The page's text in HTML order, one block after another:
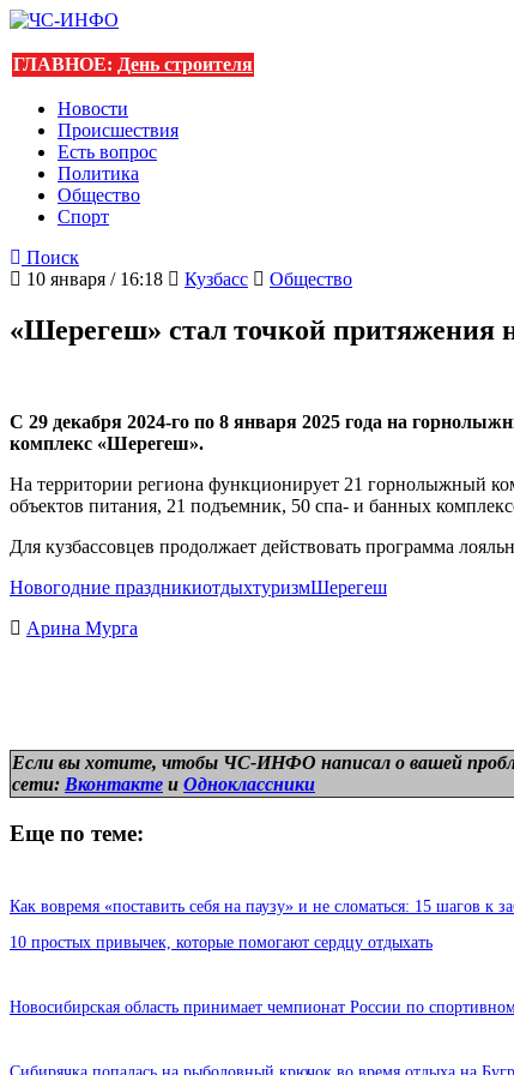
ГЛАВНОЕ: День строителя
Новости
Происшествия
Есть вопрос
Политика
Общество
Спорт
Поиск
10 января / 16:18
Кузбасс Общество
«Шерегеш» стал точкой притяжения
С 29 декабря 2024-го по 8 января 2025 года на
комплекс «Шерегеш».
На территории региона функционирует 21 горнолыжный
объектов питания, 21 подъемник, 50 спа- и банных
Для кузбассовцев продолжает действовать программа
Новогодние праздникиотдыхтуризмШерегеш
Арина Мурга
Если вы хотите, чтобы ЧС-ИНФО написал о вашей
сети: Вконтакте и Одноклассники
Еще по теме:
Как вовремя «поставить себя на паузу» и не сломаться: 15 шагов к
10 простых привычек, которые помогают сердцу отдыхать
Новосибирская область принимает чемпионат России по